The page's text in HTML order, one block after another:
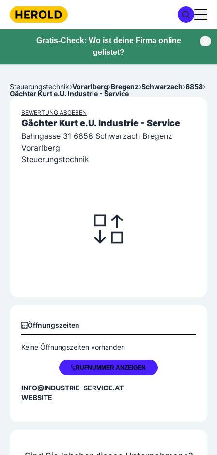
Gratis-Check: Wo ist deine Firma online
gelistet?
Steuerungstechnik Vorarlberg Bregenz Schwarzach 6858
Gächter Kurt e.U. Industrie - Service
BEWERTUNG ABGEBEN
Gächter Kurt e.U. Industrie - Service
Bahngasse 31 6858 Schwarzach Bregenz
Vorarlberg
Steuerungstechnik
Öffnungszeiten
Keine Öffnungszeiten vorhanden
+43 5572 58237RUFNUMMER ANZEIGEN
INFO@INDUSTRIE-SERVICE.AT
WEBSITE